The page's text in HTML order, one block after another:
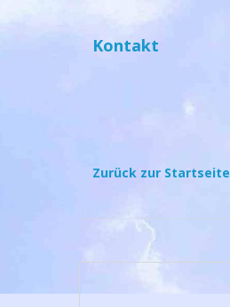
Kontakt
Zurück zur Startseite